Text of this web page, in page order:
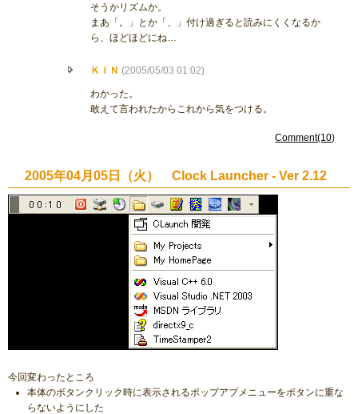
そうかリズムか。
まあ「。」とか「、」付け過ぎると読みにくくなるか
ら、ほどほどにね…
ＫＩＮ (2005/05/03 01:02)
わかった。
敢えて言われたからこれから気をつける。
Comment(10)
2005年04月05日（火） Clock Launcher - Ver 2.12
今回変わったところ
本体のボタンクリック時に表示されるポップアプメニューをボタンに重な
らないようにした